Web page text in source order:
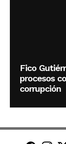
Fico
procesos
corrupción